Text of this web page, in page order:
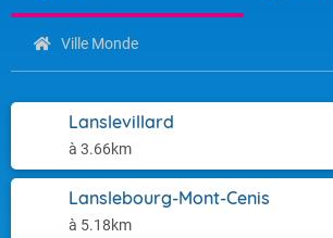
Ville Monde
Lanslevillard
à 3.66km
Lanslebourg-Mont-Cenis
à 5.18km